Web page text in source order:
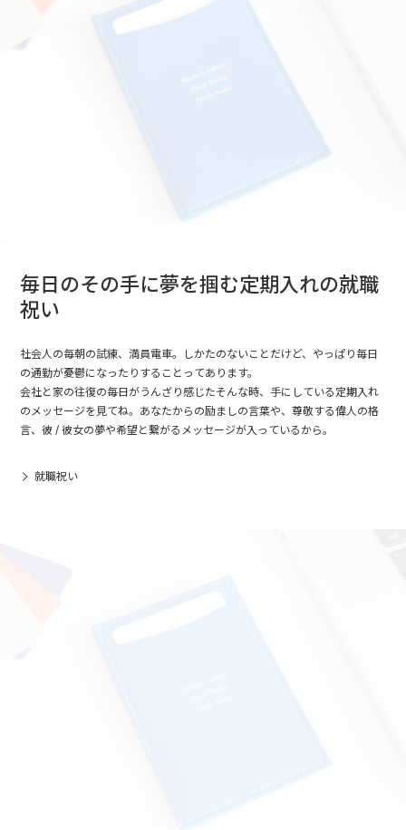
毎日のその手に夢を掴む定期入れの就職
祝い
社会人の毎朝の試練、満員電車。しかたのないことだけど、やっぱり毎日
の通勤が憂鬱になったりすることってあります。
会社と家の往復の毎日がうんざり感じたそんな時、手にしている定期入れ
のメッセージを見てね。あなたからの励ましの言葉や、尊敬する偉人の格
言、彼 / 彼女の夢や希望と繋がるメッセージが入っているから。
就職祝い